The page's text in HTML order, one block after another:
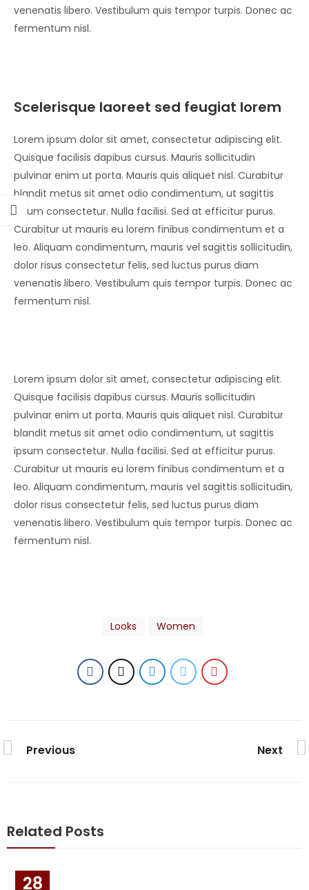
venenatis libero. Vestibulum quis tempor turpis. Donec ac
fermentum nisl.
Scelerisque laoreet sed feugiat lorem
Lorem ipsum dolor sit amet, consectetur adipiscing elit.
Quisque facilisis dapibus cursus. Mauris sollicitudin
pulvinar enim ut porta. Mauris quis aliquet nisl. Curabitur
blandit metus sit amet odio condimentum, ut sagittis
ipsum consectetur. Nulla facilisi. Sed at efficitur purus.
Curabitur ut mauris eu lorem finibus condimentum et a
leo. Aliquam condimentum, mauris vel sagittis sollicitudin,
dolor risus consectetur felis, sed luctus purus diam
venenatis libero. Vestibulum quis tempor turpis. Donec ac
fermentum nisl.
Lorem ipsum dolor sit amet, consectetur adipiscing elit.
Quisque facilisis dapibus cursus. Mauris sollicitudin
pulvinar enim ut porta. Mauris quis aliquet nisl. Curabitur
blandit metus sit amet odio condimentum, ut sagittis
ipsum consectetur. Nulla facilisi. Sed at efficitur purus.
Curabitur ut mauris eu lorem finibus condimentum et a
leo. Aliquam condimentum, mauris vel sagittis sollicitudin,
dolor risus consectetur felis, sed luctus purus diam
venenatis libero. Vestibulum quis tempor turpis. Donec ac
fermentum nisl.
Looks Women
Previous Next
Related Posts
28